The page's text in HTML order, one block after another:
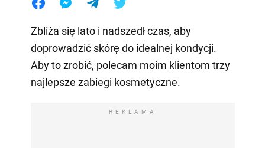
Zbliża się lato i nadszedł czas, aby
doprowadzić skórę do idealnej kondycji.
Aby to zrobić, polecam moim klientom trzy
najlepsze zabiegi kosmetyczne.
REKLAMA